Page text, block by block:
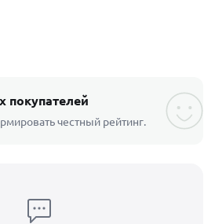
честный рейтинг.